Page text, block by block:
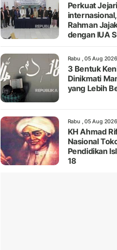
Perkuat
Rahman
dengan IUA
Rabu , 05 Aug
3 Bentuk
Dinikmati
yang Lebih
Rabu , 05 Aug
KH Ahmad
Nasional
Pendidikan
18